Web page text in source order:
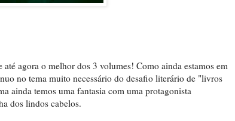
agora o melhor dos 3 volumes! Como ainda estamos em
no tema muito necessário do desafio literário de "livros
ainda temos uma fantasia com uma protagonista
dos lindos cabelos.